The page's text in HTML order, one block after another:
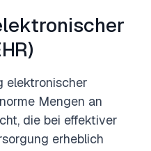
elektronischer
Mengen an
die bei effektiver
erheblich